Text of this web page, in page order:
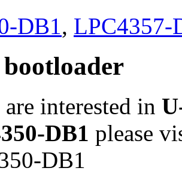
DB1, LPC4357-
interested in
DB1 please
DB1